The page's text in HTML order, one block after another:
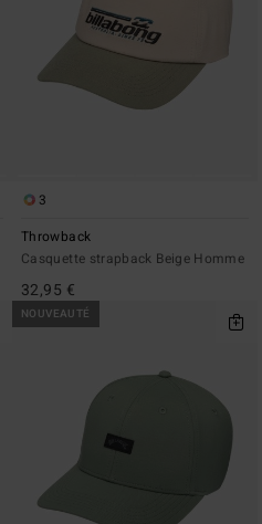
3
Throwback
Casquette strapback Beige Homme
32,95 €
NOUVEAUTÉ